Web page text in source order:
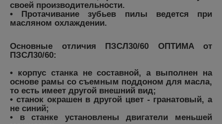
своей производительности.
• Протачивание зубьев пилы ведется при
масляном охлаждении.
Основные отличия ПЗСЛ30/60 ОПТИМА от
ПЗСЛ30/60:
• корпус станка не составной, а выполнен на
основе рамы со съемным поддоном для масла,
то есть имеет другой внешний вид;
• станок окрашен в другой цвет - гранатовый, а
не синий;
• в станке установлены двигатели меньшей